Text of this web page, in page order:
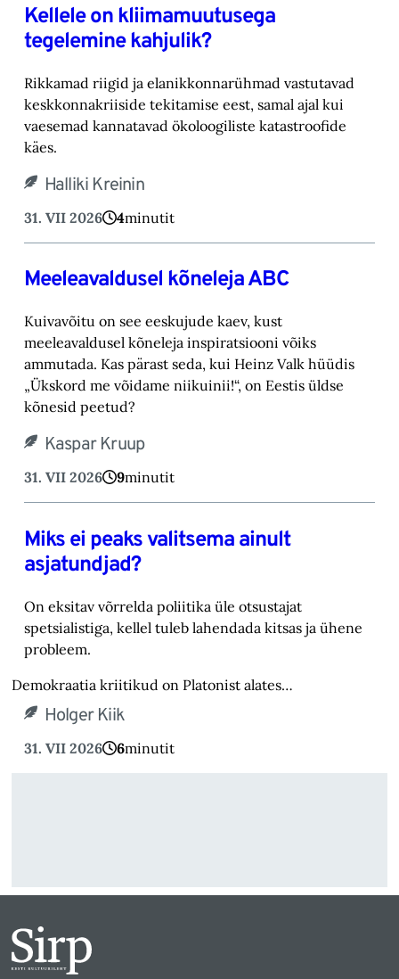
Kellele on kliimamuutusega
tegelemine kahjulik?
Rikkamad riigid ja elanikkonnarühmad vastutavad
keskkonnakriiside tekitamise eest, samal ajal kui
vaesemad kannatavad ökoloogiliste katastroofide
käes.
Halliki Kreinin
31. VII 2026 4minutit
Meeleavaldusel kõneleja ABC
Kuivavõitu on see eeskujude kaev, kust
meeleavaldusel kõneleja inspiratsiooni võiks
ammutada. Kas pärast seda, kui Heinz Valk hüüdis
„Ükskord me võidame niikuinii!“, on Eestis üldse
kõnesid peetud?
Kaspar Kruup
31. VII 2026 9minutit
Miks ei peaks valitsema ainult
asjatundjad?
On eksitav võrrelda poliitika üle otsustajat
spetsialistiga, kellel tuleb lahendada kitsas ja ühene
probleem.
Demokraatia kriitikud on Platonist alates…
Holger Kiik
31. VII 2026 6minutit